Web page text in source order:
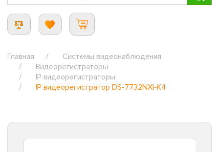
Главная
Системы видеонаблюдения
Видеорегистраторы
IP видеорегистраторы
IP видеорегистратор DS-7732NXI-K4